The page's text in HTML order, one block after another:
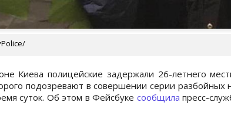
Киева полицейские задержали 26-летнего
подозревают в совершении серии разбойных
суток. Об этом в Фейсбуке сообщила пресс-